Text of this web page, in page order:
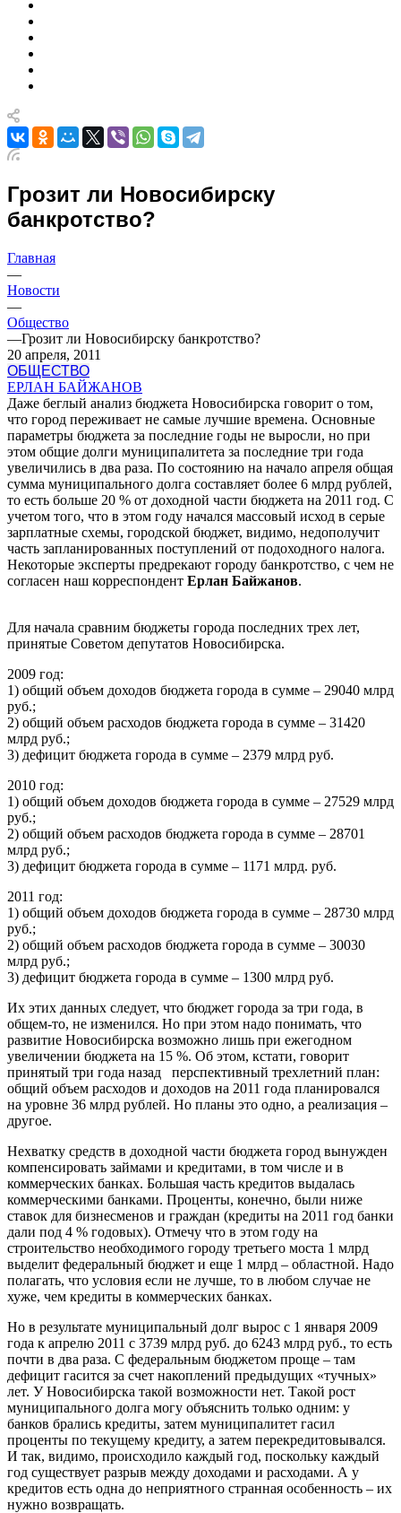
Грозит ли Новосибирску
банкротство?
Главная
—
Новости
—
Общество
—Грозит ли Новосибирску банкротство?
20 апреля, 2011
ОБЩЕСТВО
ЕРЛАН БАЙЖАНОВ
Даже беглый анализ бюджета Новосибирска говорит о том,
что город переживает не самые лучшие времена. Основные
параметры бюджета за последние годы не выросли, но при
этом общие долги муниципалитета за последние три года
увеличились в два раза. По состоянию на начало апреля общая
сумма муниципального долга составляет более 6 млрд рублей,
то есть больше 20 % от доходной части бюджета на 2011 год. С
учетом того, что в этом году начался массовый исход в серые
зарплатные схемы, городской бюджет, видимо, недополучит
часть запланированных поступлений от подоходного налога.
Некоторые эксперты предрекают городу банкротство, с чем не
согласен наш корреспондент Ерлан Байжанов.
Для начала сравним бюджеты города последних трех лет,
принятые Советом депутатов Новосибирска.
2009 год:
1) общий объем доходов бюджета города в сумме – 29040 млрд
руб.;
2) общий объем расходов бюджета города в сумме – 31420
млрд руб.;
3) дефицит бюджета города в сумме – 2379 млрд руб.
2010 год:
1) общий объем доходов бюджета города в сумме – 27529 млрд
руб.;
2) общий объем расходов бюджета города в сумме – 28701
млрд руб.;
3) дефицит бюджета города в сумме – 1171 млрд. руб.
2011 год:
1) общий объем доходов бюджета города в сумме – 28730 млрд
руб.;
2) общий объем расходов бюджета города в сумме – 30030
млрд руб.;
3) дефицит бюджета города в сумме – 1300 млрд руб.
Их этих данных следует, что бюджет города за три года, в
общем-то, не изменился. Но при этом надо понимать, что
развитие Новосибирска возможно лишь при ежегодном
увеличении бюджета на 15 %. Об этом, кстати, говорит
принятый три года назад перспективный трехлетний план:
общий объем расходов и доходов на 2011 года планировался
на уровне 36 млрд рублей. Но планы это одно, а реализация –
другое.
Нехватку средств в доходной части бюджета город вынужден
компенсировать займами и кредитами, в том числе и в
коммерческих банках. Большая часть кредитов выдалась
коммерческими банками. Проценты, конечно, были ниже
ставок для бизнесменов и граждан (кредиты на 2011 год банки
дали под 4 % годовых). Отмечу что в этом году на
строительство необходимого городу третьего моста 1 млрд
выделит федеральный бюджет и еще 1 млрд – областной. Надо
полагать, что условия если не лучше, то в любом случае не
хуже, чем кредиты в коммерческих банках.
Но в результате муниципальный долг вырос с 1 января 2009
года к апрелю 2011 с 3739 млрд руб. до 6243 млрд руб., то есть
почти в два раза. С федеральным бюджетом проще – там
дефицит гасится за счет накоплений предыдущих «тучных»
лет. У Новосибирска такой возможности нет. Такой рост
муниципального долга могу объяснить только одним: у
банков брались кредиты, затем муниципалитет гасил
проценты по текущему кредиту, а затем перекредитовывался.
И так, видимо, происходило каждый год, поскольку каждый
год существует разрыв между доходами и расходами. А у
кредитов есть одна до неприятного странная особенность – их
нужно возвращать.